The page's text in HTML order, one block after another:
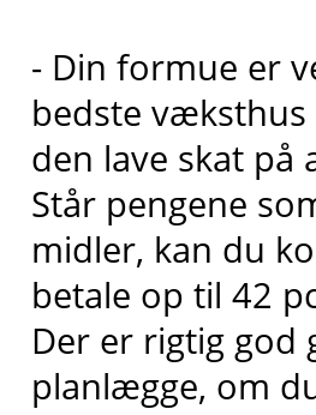
- Din formue er
bedste
den lave skat på
Står pengene
midler, kan du
betale op til 42
Der er rigtig god
planlægge, om